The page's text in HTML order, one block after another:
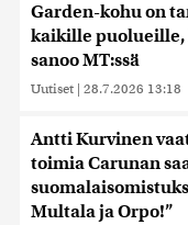
Garden-kohu on
kaikille puolueille,
sanoo MT:ssä
Uutiset | 28.7.2026 13:18
Antti Kurvinen
toimia Carunan
Multala ja Orpo!”